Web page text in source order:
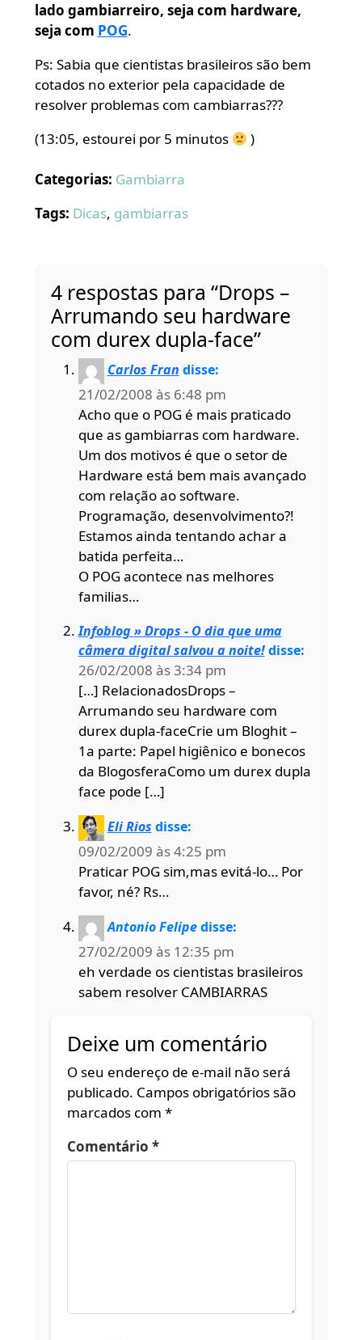
lado gambiarreiro, seja com hardware,
seja com POG.
Ps: Sabia que cientistas brasileiros são bem
cotados no exterior pela capacidade de
resolver problemas com cambiarras???
(13:05, estourei por 5 minutos
)
Categorias: Gambiarra
Tags: Dicas, gambiarras
4 respostas para “Drops –
Arrumando seu hardware
com durex dupla-face”
Carlos Fran disse:
21/02/2008 às 6:48 pm
Acho que o POG é mais praticado
que as gambiarras com hardware.
Um dos motivos é que o setor de
Hardware está bem mais avançado
com relação ao software.
Programação, desenvolvimento?!
Estamos ainda tentando achar a
batida perfeita…
O POG acontece nas melhores
familias…
Infoblog » Drops - O dia que uma
câmera digital salvou a noite! disse:
26/02/2008 às 3:34 pm
[…] RelacionadosDrops –
Arrumando seu hardware com
durex dupla-faceCrie um Bloghit –
1a parte: Papel higiênico e bonecos
da BlogosferaComo um durex dupla
face pode […]
Eli Rios disse:
09/02/2009 às 4:25 pm
Praticar POG sim,mas evitá-lo… Por
favor, né? Rs…
Antonio Felipe disse:
27/02/2009 às 12:35 pm
eh verdade os cientistas brasileiros
sabem resolver CAMBIARRAS
Deixe um comentário
O seu endereço de e-mail não será
publicado. Campos obrigatórios são
marcados com *
Comentário *